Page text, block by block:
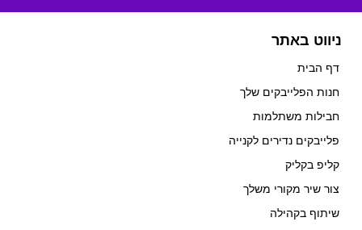
ניווט באתר
דף הבית
חנות הפלייבקים שלך
חבילות משתלמות
פלייבקים נדירים לקנייה
קליפ בקליק
צור שיר מקורי משלך
שיתוף בקהילה